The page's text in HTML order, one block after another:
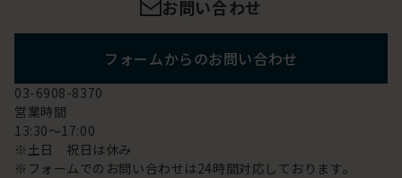
お問い合わせ
フォームからのお問い合わせ
03-6908-8370
営業時間
13:30～17:00
※土日 祝日は休み
※フォームでのお問い合わせは24時間対応しております。